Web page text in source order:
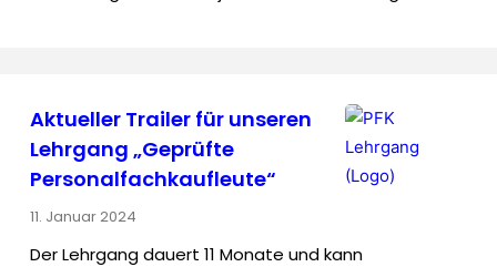
Aktueller Trailer für unseren
Lehrgang „Geprüfte
Personal­fach­kaufleute“
11. Januar 2024
Der Lehrgang dauert 11 Monate und kann